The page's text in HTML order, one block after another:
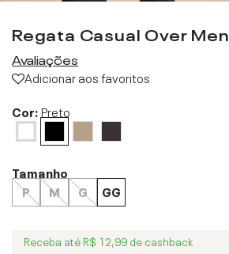
Regata Casual Over Men
Avaliações
Adicionar aos favoritos
Cor:Preto
Tamanho
P
M G GG
Receba até R$ 12,99 de cashback